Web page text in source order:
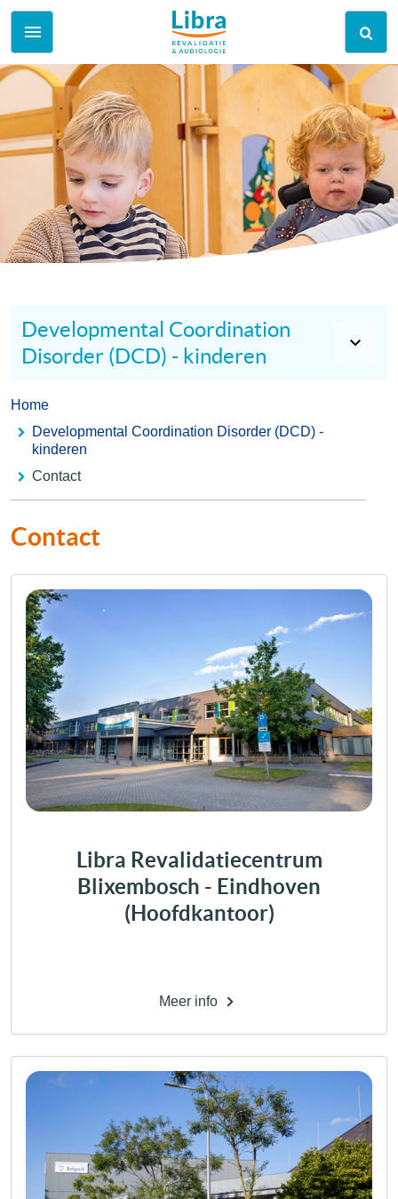
Developmental Coordination
Disorder (DCD) - kinderen
Home
Developmental Coordination Disorder (DCD) -
kinderen
Contact
Contact
Libra Revalidatiecentrum
Blixembosch - Eindhoven
(Hoofdkantoor)
Meer info